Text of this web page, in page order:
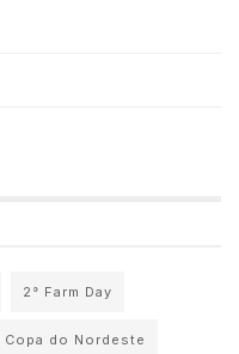
2° Farm Day
Copa do Nordeste